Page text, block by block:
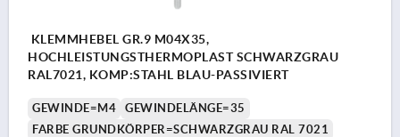
KLEMMHEBEL GR.9 M04X35,
HOCHLEISTUNGSTHERMOPLAST SCHWARZGRAU
RAL7021, KOMP:STAHL BLAU-PASSIVIERT
GEWINDE=M4
GEWINDELÄNGE=35
FARBE GRUNDKÖRPER=SCHWARZGRAU RAL 7021